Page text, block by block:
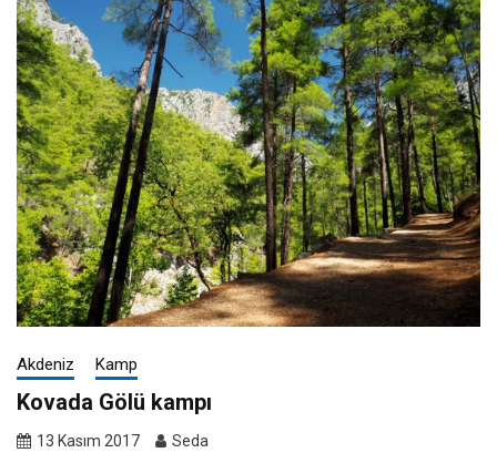
Akdeniz Kamp
Kovada Gölü kampı
13 Kasım 2017 Seda